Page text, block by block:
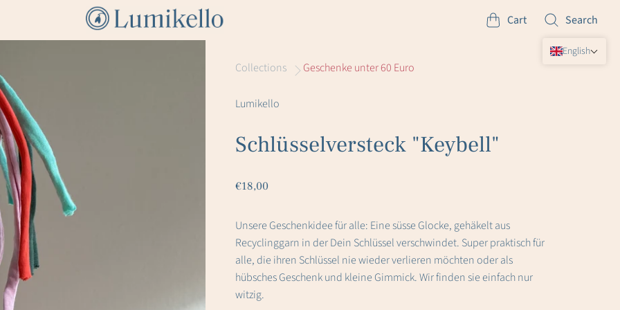
Cart Search
Collections Geschenke unter 60 Euro
Lumikello
Schlüsselversteck "Keybell"
€18,00
Unsere Geschenkidee für alle: Eine süsse Glocke, gehäkelt aus
Recyclinggarn in der Dein Schlüssel verschwindet. Super praktisch für
alle, die ihren Schlüssel nie wieder verlieren möchten oder als
hübsches Geschenk und kleine Gimmick. Wir finden sie einfach nur
witzig.
English